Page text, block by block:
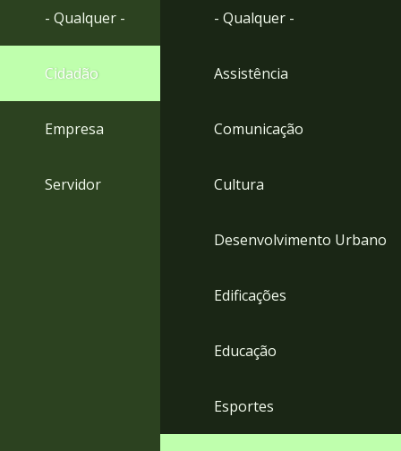
rodapé
- Qualquer -
Cidadão
Empresa
Servidor
- Qualquer -
Assistência
Comunicação
Cultura
Desenvolvimento Urbano
Edificações
Educação
Esportes